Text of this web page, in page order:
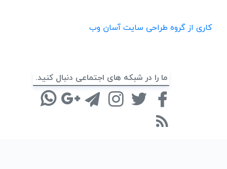
کاری از گروه طراحی سایت آسان وب
ما را در شبکه های اجتماعی دنبال کنید.